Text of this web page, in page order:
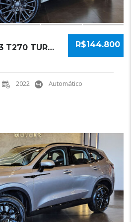
R$144.800
JEEP COMPASS 1.3 T270 TURBO FLEX S AT6 2022 ...
2022 Automático